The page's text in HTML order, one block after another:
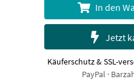
In den
Jetzt
Käuferschutz & SSL-
PayPal ·